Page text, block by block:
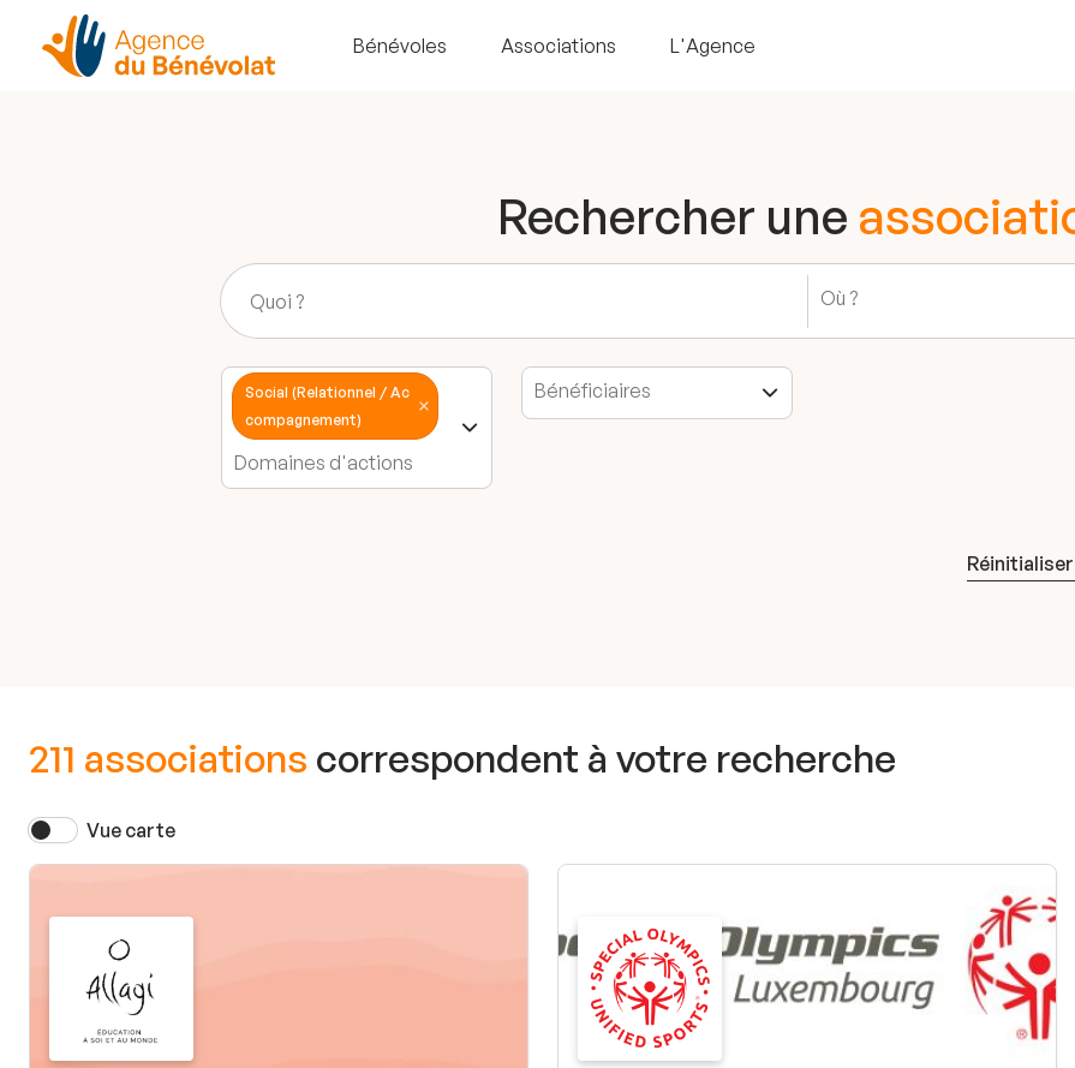
Bénévoles Associations L'Agence
Rechercher une
Social (Relationnel / Ac
compagnement)
211 associations correspondent à votre recherche
Vue carte